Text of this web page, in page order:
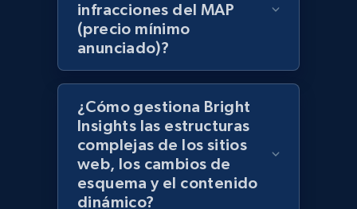
URL, Domain, Marketplace pn, Sku, Other pn,
Model number, Gtin ean pn, Product name, and
991+ 162+ Comenzar ahora
infracciones del MAP
(precio mínimo
anunciado)?
¿Cómo gestiona Bright
Insights las estructuras
complejas de los sitios
web, los cambios de
esquema y el contenido
dinámico?